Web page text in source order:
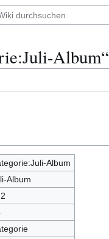
Album“
Album
Album